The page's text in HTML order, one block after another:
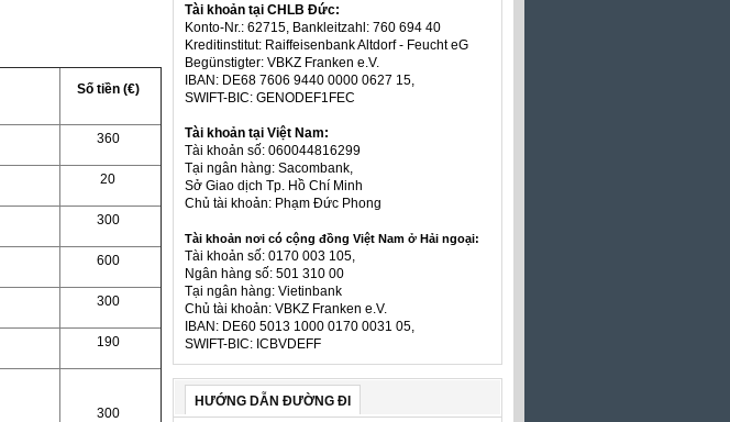
Số tiền (€)
360
20
300
600
300
190
300
Tài khoản tại CHLB Đức:
Konto-Nr.: 62715, Bankleitzahl: 760 694 40
Kreditinstitut: Raiffeisenbank Altdorf - Feucht eG
Begünstigter: VBKZ Franken e.V.
IBAN: DE68 7606 9440 0000 0627 15,
SWIFT-BIC: GENODEF1FEC
Tài khoản tại Việt Nam:
Tài khoản số: 060044816299
Tại ngân hàng: Sacombank,
Sở Giao dịch Tp. Hồ Chí Minh
Chủ tài khoản: Phạm Đức Phong
Tài khoản nơi có cộng đồng Việt Nam ở Hải ngoại:
Tài khoản số: 0170 003 105,
Ngân hàng số: 501 310 00
Tại ngân hàng: Vietinbank
Chủ tài khoản: VBKZ Franken e.V.
IBAN: DE60 5013 1000 0170 0031 05,
SWIFT-BIC: ICBVDEFF
HƯỚNG DẪN ĐƯỜNG ĐI